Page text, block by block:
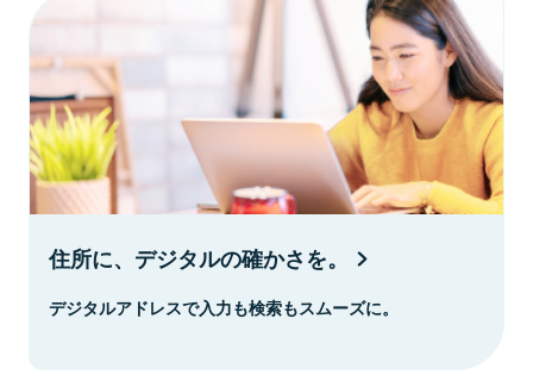
住所に、デジタルの確かさを。
デジタルアドレスで入力も検索もスムーズに。